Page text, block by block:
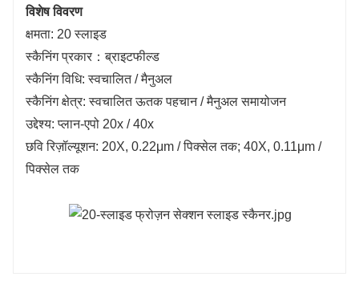
विशेष विवरण
क्षमता: 20 स्लाइड
स्कैनिंग प्रकार：ब्राइटफील्ड
स्कैनिंग विधि: स्वचालित / मैनुअल
स्कैनिंग क्षेत्र: स्वचालित ऊतक पहचान / मैनुअल समायोजन
उद्देश्य: प्लान-एपो 20x / 40x
छवि रिज़ॉल्यूशन: 20X, 0.22μm / पिक्सेल तक; 40X, 0.11μm /
पिक्सेल तक